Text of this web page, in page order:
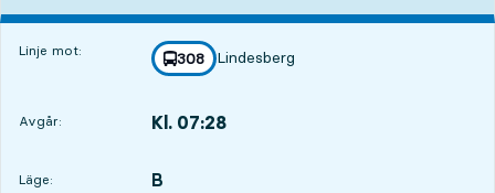
Linje mot: linje
308
mot
Lindesberg
,
Avgår: Kl. 07:28
Läge:
LÄGE, B
,